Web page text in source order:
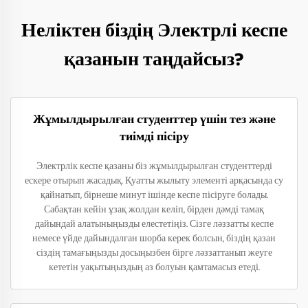
Неліктен біздің Электрлі кеспе
қазанын таңдайсыз?
Жұмылдырылған студенттер үшін тез және
тиімді пісіру
Электрлік кеспе қазаны біз жұмылдырылған студенттерді
ескере отырып жасадық. Қуатты жылыту элементі арқасында су
қайнатып, бірнеше минут ішінде кеспе пісіруге болады.
Сабақтан кейін ұзақ жолдан келіп, бірден дәмді тамақ
дайындай алатыныңызды елестетіңіз. Сізге ләззатты кеспе
немесе үйде дайындалған шорба керек болсын, біздің қазан
сіздің тамағыңызды досыңызбен бірге ләззаттанып жеуге
кететін уақытыңыздың аз болуын қамтамасыз етеді.